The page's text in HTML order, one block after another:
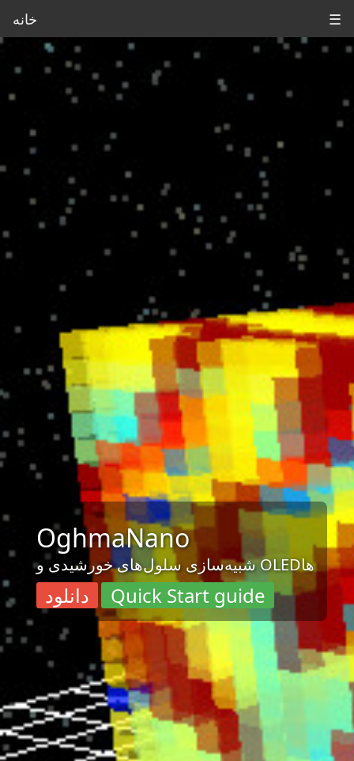
خانه ☰
OghmaNano
شبیه‌سازی سلول‌های خورشیدی و OLEDها
دانلود Quick Start guide